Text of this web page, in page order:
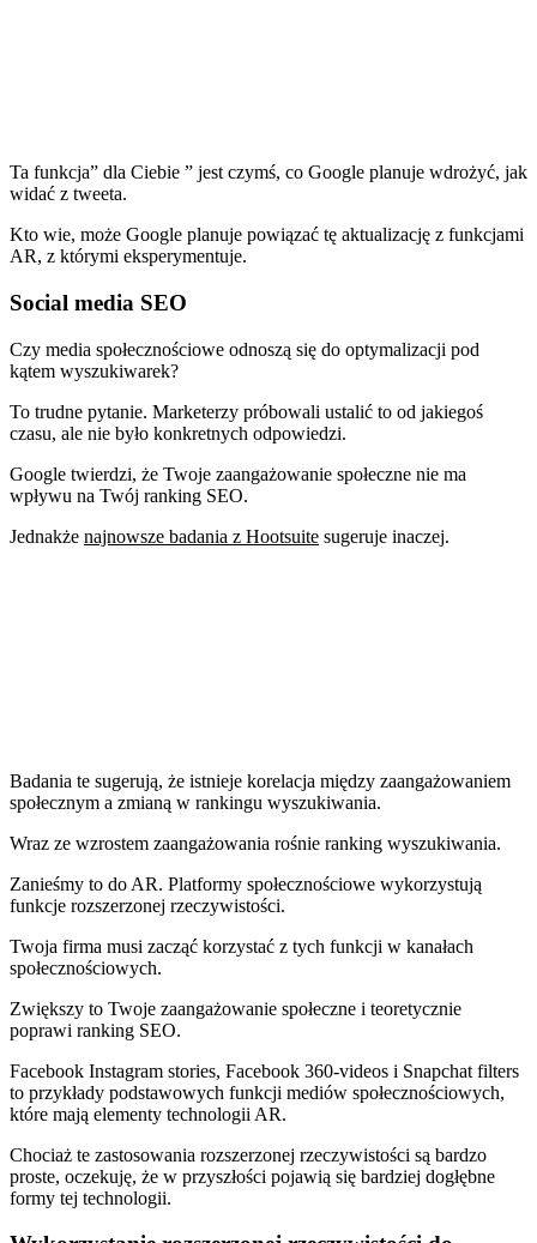
Ta funkcja” dla Ciebie ” jest czymś, co Google planuje wdrożyć, jak
widać z tweeta.
Kto wie, może Google planuje powiązać tę aktualizację z funkcjami
AR, z którymi eksperymentuje.
Social media SEO
Czy media społecznościowe odnoszą się do optymalizacji pod
kątem wyszukiwarek?
To trudne pytanie. Marketerzy próbowali ustalić to od jakiegoś
czasu, ale nie było konkretnych odpowiedzi.
Google twierdzi, że Twoje zaangażowanie społeczne nie ma
wpływu na Twój ranking SEO.
Jednakże najnowsze badania z Hootsuite sugeruje inaczej.
Badania te sugerują, że istnieje korelacja między zaangażowaniem
społecznym a zmianą w rankingu wyszukiwania.
Wraz ze wzrostem zaangażowania rośnie ranking wyszukiwania.
Zanieśmy to do AR. Platformy społecznościowe wykorzystują
funkcje rozszerzonej rzeczywistości.
Twoja firma musi zacząć korzystać z tych funkcji w kanałach
społecznościowych.
Zwiększy to Twoje zaangażowanie społeczne i teoretycznie
poprawi ranking SEO.
Facebook Instagram stories, Facebook 360-videos i Snapchat filters
to przykłady podstawowych funkcji mediów społecznościowych,
które mają elementy technologii AR.
Chociaż te zastosowania rozszerzonej rzeczywistości są bardzo
proste, oczekuję, że w przyszłości pojawią się bardziej dogłębne
formy tej technologii.